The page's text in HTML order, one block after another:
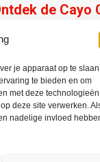
je apparaat op te slaan
te bieden en om
met deze technologieën
deze site verwerken.
nadelige invloed
de Cayo
Cayo is
en niets te
beste specs. De
een